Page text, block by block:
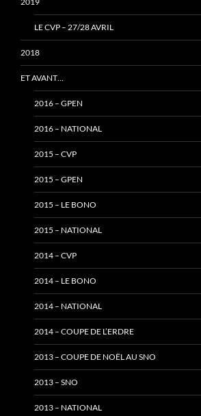
LE CVP – 27/28 AVRIL
2018
ET AVANT…
2016 – GPEN
2016 – NATIONAL
2015 – CVP
2015 – GPEN
2015 – LE BONO
2015 – NATIONAL
2014 – CVP
2014 – LE BONO
2014 – NATIONAL
2014 – COUPE DE L’ERDRE
2013 – COUPE DE NOËL AU SNO
2013 – SNO
2013 – NATIONAL